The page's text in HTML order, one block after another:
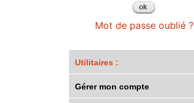
Mot de passe oublié ?
Utilitaires :
Gérer mon compte